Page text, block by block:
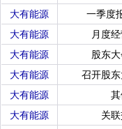
大有能源
一季度
大有能源
月度
大有能源
股东
大有能源
召开股
大有能源
大有能源
关